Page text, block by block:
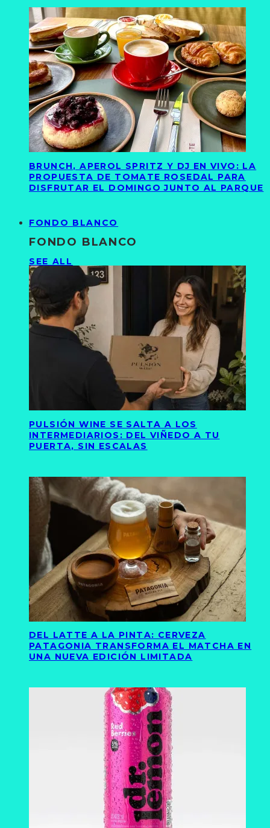
BRUNCH, APEROL SPRITZ Y DJ EN VIVO: LA
PROPUESTA DE TOMATE ROSEDAL PARA
DISFRUTAR EL DOMINGO JUNTO AL PARQUE
FONDO BLANCO
FONDO BLANCO
SEE ALL
PULSIÓN WINE SE SALTA A LOS
INTERMEDIARIOS: DEL VIÑEDO A TU
PUERTA, SIN ESCALAS
DEL LATTE A LA PINTA: CERVEZA
PATAGONIA TRANSFORMA EL MATCHA EN
UNA NUEVA EDICIÓN LIMITADA